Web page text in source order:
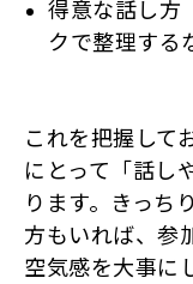
得意な話し方
クで整理する
これを把握して
にとって「話し
ります。きっち
方もいれば、参
空気感を大事に